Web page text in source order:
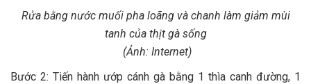
Rửa bằng nước muối pha loãng và chanh làm giảm mùi
tanh của thịt gà sống
(Ảnh: Internet)
Bước 2: Tiến hành ướp cánh gà bằng 1 thìa canh đường, 1